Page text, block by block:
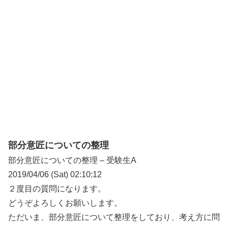
部分意匠についての整理
部分意匠についての整理 – 受験生A
2019/04/06 (Sat) 02:10:12
２度目の質問になります。
どうぞよろしくお願いします。
ただいま、部分意匠について整理をしており、考え方に問